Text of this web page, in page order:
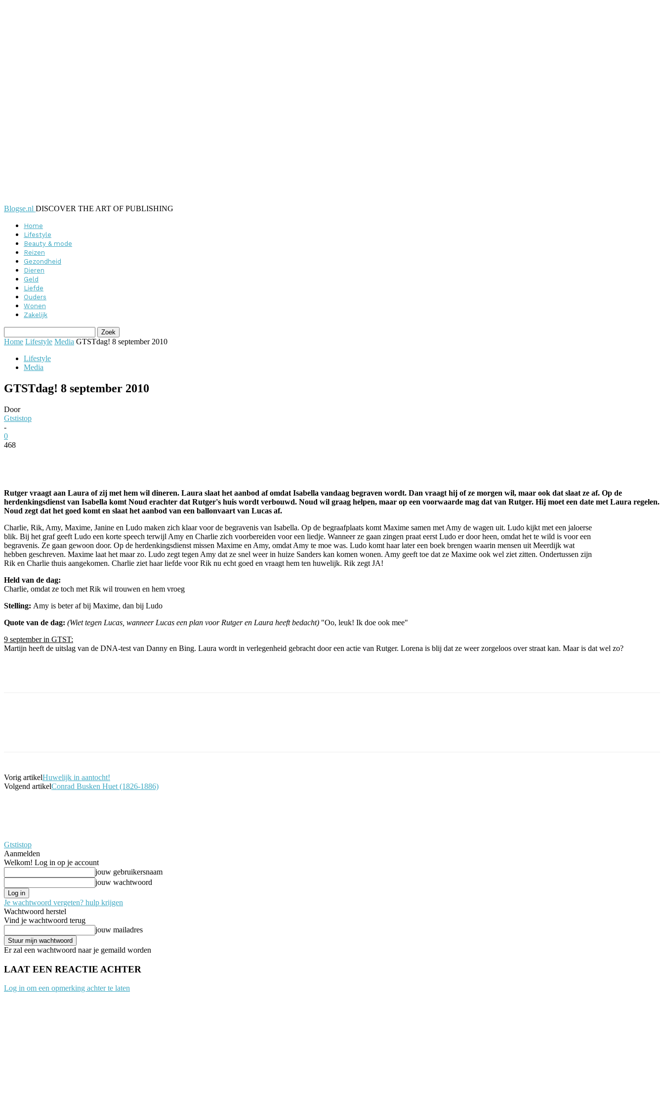
Blogse.nl DISCOVER THE ART OF PUBLISHING
Home
Lifestyle
Beauty & mode
Reizen
Gezondheid
Dieren
Geld
Liefde
Ouders
Wonen
Zakelijk
Home Lifestyle Media GTSTdag! 8 september 2010
Lifestyle
Media
GTSTdag! 8 september 2010
Door
Gtstistop
-
0
468
Rutger vraagt aan Laura of zij met hem wil dineren. Laura slaat het aanbod af omdat Isabella vandaag begraven wordt. Dan vraagt hij of ze morgen wil, maar ook dat slaat ze af. Op de
herdenkingsdienst van Isabella komt Noud erachter dat Rutger's huis wordt verbouwd. Noud wil graag helpen, maar op een voorwaarde mag dat van Rutger. Hij moet een date met Laura regelen.
Noud zegt dat het goed komt en slaat het aanbod van een ballonvaart van Lucas af.
Charlie, Rik, Amy, Maxime, Janine en Ludo maken zich klaar voor de begravenis van Isabella. Op de begraafplaats komt Maxime samen met Amy de wagen uit. Ludo kijkt met een jaloerse
blik. Bij het graf geeft Ludo een korte speech terwijl Amy en Charlie zich voorbereiden voor een liedje. Wanneer ze gaan zingen praat eerst Ludo er door heen, omdat het te wild is voor een
begravenis. Ze gaan gewoon door. Op de herdenkingsdienst missen Maxime en Amy, omdat Amy te moe was. Ludo komt haar later een boek brengen waarin mensen uit Meerdijk wat
hebben geschreven. Maxime laat het maar zo. Ludo zegt tegen Amy dat ze snel weer in huize Sanders kan komen wonen. Amy geeft toe dat ze Maxime ook wel ziet zitten. Ondertussen zijn
Rik en Charlie thuis aangekomen. Charlie ziet haar liefde voor Rik nu echt goed en vraagt hem ten huwelijk. Rik zegt JA!
Held van de dag:
Charlie, omdat ze toch met Rik wil trouwen en hem vroeg
Stelling: Amy is beter af bij Maxime, dan bij Ludo
Quote van de dag: (Wiet tegen Lucas, wanneer Lucas een plan voor Rutger en Laura heeft bedacht) "Oo, leuk! Ik doe ook mee"
9 september in GTST:
Martijn heeft de uitslag van de DNA-test van Danny en Bing. Laura wordt in verlegenheid gebracht door een actie van Rutger. Lorena is blij dat ze weer zorgeloos over straat kan. Maar is dat wel zo?
Vorig artikelHuwelijk in aantocht!
Volgend artikelConrad Busken Huet (1826-1886)
Gtstistop
Aanmelden
Welkom! Log in op je account
jouw gebruikersnaam
jouw wachtwoord
Je wachtwoord vergeten? hulp krijgen
Wachtwoord herstel
Vind je wachtwoord terug
jouw mailadres
Er zal een wachtwoord naar je gemaild worden
LAAT EEN REACTIE ACHTER
Log in om een opmerking achter te laten